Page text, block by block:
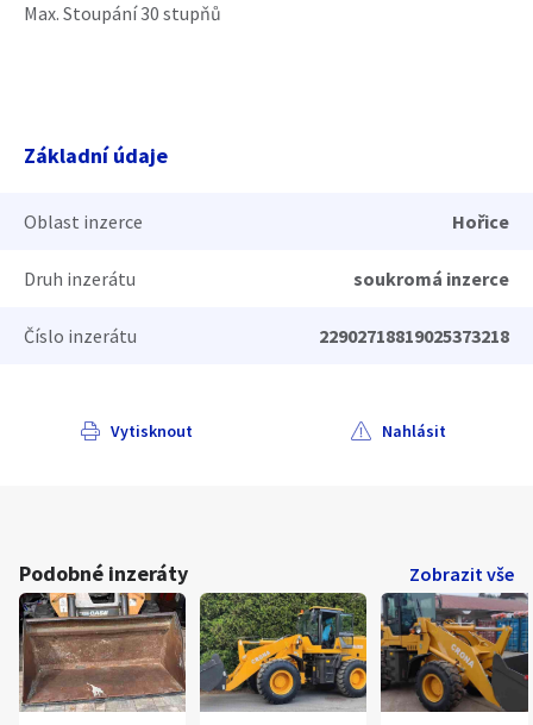
Max. Stoupání 30 stupňů
Základní údaje
Oblast inzerce Hořice
Druh inzerátu soukromá inzerce
Číslo inzerátu 22902718819025373218
Vytisknout Nahlásit
Podobné inzeráty Zobrazit vše